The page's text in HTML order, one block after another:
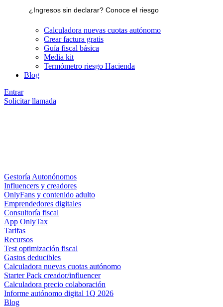
¿Ingresos sin declarar? Conoce el riesgo
Calculadora nuevas cuotas autónomo
Crear factura gratis
Guía fiscal básica
Media kit
Termómetro riesgo Hacienda
Blog
Entrar
Solicitar llamada
Gestoría Autonónomos
Influencers y creadores
OnlyFans y contenido adulto
Emprendedores digitales
Consultoría fiscal
App OnlyTax
Tarifas
Recursos
Test optimización fiscal
Gastos deducibles
Calculadora nuevas cuotas autónomo
Starter Pack creador/influencer
Calculadora precio colaboración
Informe autónomo digital 1Q 2026
Blog